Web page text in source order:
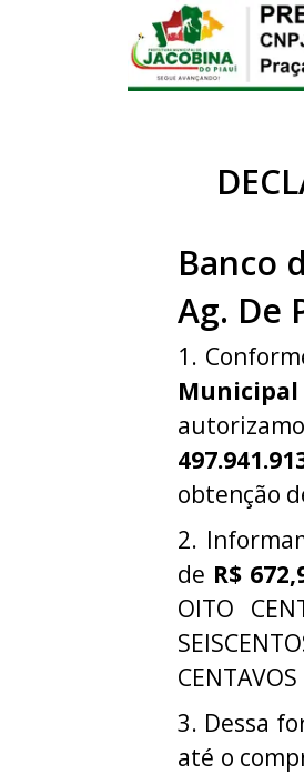
Banco
Ag. De
1.
obtenção
2.
de R$
OITO
CENTAVOS
3. Dessa
até o